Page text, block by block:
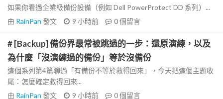
如果你看過企業級備份設備（例如 Dell PowerProtect DD 系列）...
由 RainPan 發文 9 小時前 0個留言
# [Backup] 備份界最常被跳過的一步：還原演練，以及
為什麼「沒演練過的備份」等於沒備份
這個系列第4篇聊過「有備份不等於救得回來」，今天把這個主題收
尾：怎麼確定救得回來...
由 RainPan 發文 9 小時前 0個留言